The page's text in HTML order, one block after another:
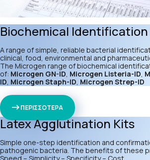
Biochemical
A range of simple, reliable bacterial
clinical, food, environmental and
The Microgen range of biochemical
of: Microgen GN-ID, Microgen Listeria-ID,
ID, Microgen Staph-ID, Microgen Strep-ID
ΠΕΡΙΣΣΟΤΕΡΑ
Latex Agglutination Kits
Simple one-step identification and
pathogenic bacteria. The benefits of these